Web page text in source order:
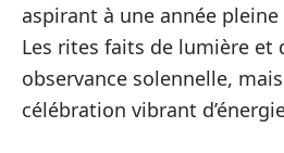
aspirant à une année
Les rites faits de lumière et
observance solennelle,
célébration vibrant